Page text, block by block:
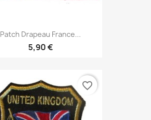
Patch Drapeau France...
5,90 €
favorite_border